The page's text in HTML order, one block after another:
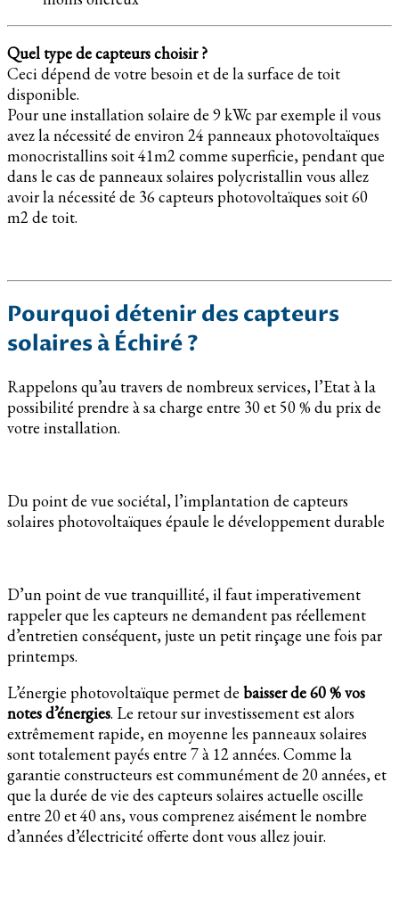
Quel type de capteurs choisir ?
Ceci dépend de votre besoin et de la surface de toit
disponible.
Pour une installation solaire de 9 kWc par exemple il vous
avez la nécessité de environ 24 panneaux photovoltaïques
monocristallins soit 41m2 comme superficie, pendant que
dans le cas de panneaux solaires polycristallin vous allez
avoir la nécessité de 36 capteurs photovoltaïques soit 60
m2 de toit.
Pourquoi détenir des capteurs
solaires à Échiré ?
Rappelons qu’au travers de nombreux services, l’Etat à la
possibilité prendre à sa charge entre 30 et 50 % du prix de
votre installation.
Du point de vue sociétal, l’implantation de capteurs
solaires photovoltaïques épaule le développement durable
D’un point de vue tranquillité, il faut imperativement
rappeler que les capteurs ne demandent pas réellement
d’entretien conséquent, juste un petit rinçage une fois par
printemps.
L’énergie photovoltaïque permet de baisser de 60 % vos
notes d’énergies. Le retour sur investissement est alors
extrêmement rapide, en moyenne les panneaux solaires
sont totalement payés entre 7 à 12 années. Comme la
garantie constructeurs est communément de 20 années, et
que la durée de vie des capteurs solaires actuelle oscille
entre 20 et 40 ans, vous comprenez aisément le nombre
d’années d’électricité offerte dont vous allez jouir.